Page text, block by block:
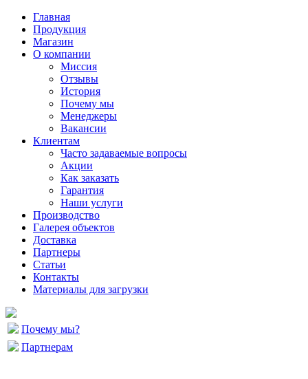
Главная
Продукция
Магазин
О компании
Миссия
Отзывы
История
Почему мы
Менеджеры
Вакансии
Клиентам
Часто задаваемые вопросы
Акции
Как заказать
Гарантия
Наши услуги
Производство
Галерея объектов
Доставка
Партнеры
Статьи
Контакты
Материалы для загрузки
Почему мы?
Партнерам